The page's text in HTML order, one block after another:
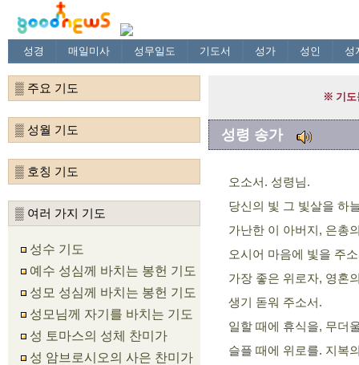
성경 매일미사 성무일도 기도서 성가 성인 성
▒ 주요 기도
▒ 성월 기도
▒ 호칭 기도
▒ 여러 가지 기도
성수 기도
예수 성심께 바치는 봉헌 기도
성모 성심께 바치는 봉헌 기도
성모님께 자기를 바치는 기도
성 토마스의 성체 찬미가
성 암브로시오의 사은 찬미가
성령 송가
오소서. 성령님.
당신의 빛 그 빛살을 하
가난한 이 아버지, 은총
오시어 마음에 빛을 주
가장 좋은 위로자, 영혼
생기 돋워 주소서.
일할 때에 휴식을, 무더
슬플 때에 위로를. 지복